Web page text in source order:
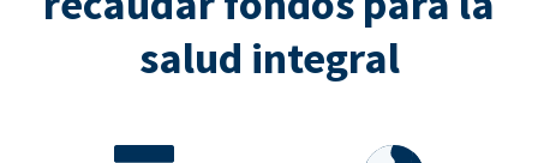
salud integral